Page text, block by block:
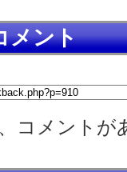
メント
コメントが